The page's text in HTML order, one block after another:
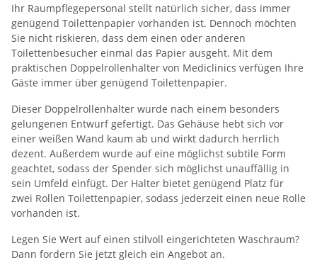
Ihr Raumpflegepersonal stellt natürlich sicher, dass immer
genügend Toilettenpapier vorhanden ist. Dennoch möchten
Sie nicht riskieren, dass dem einen oder anderen
Toilettenbesucher einmal das Papier ausgeht. Mit dem
praktischen Doppelrollenhalter von Mediclinics verfügen Ihre
Gäste immer über genügend Toilettenpapier.
Dieser Doppelrollenhalter wurde nach einem besonders
gelungenen Entwurf gefertigt. Das Gehäuse hebt sich vor
einer weißen Wand kaum ab und wirkt dadurch herrlich
dezent. Außerdem wurde auf eine möglichst subtile Form
geachtet, sodass der Spender sich möglichst unauffällig in
sein Umfeld einfügt. Der Halter bietet genügend Platz für
zwei Rollen Toilettenpapier, sodass jederzeit einen neue Rolle
vorhanden ist.
Legen Sie Wert auf einen stilvoll eingerichteten Waschraum?
Dann fordern Sie jetzt gleich ein Angebot an.